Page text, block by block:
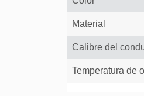
Material
Calibre del
Temperatura de